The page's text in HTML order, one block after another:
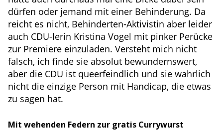
dürfen oder jemand mit einer Behinderung. Da
reicht es nicht, Behinderten-Aktivistin aber leider
auch CDU-lerin Kristina Vogel mit pinker Perücke
zur Premiere einzuladen. Versteht mich nicht
falsch, ich finde sie absolut bewundernswert,
aber die CDU ist queerfeindlich und sie wahrlich
nicht die einzige Person mit Handicap, die etwas
zu sagen hat.
Mit wehenden Federn zur gratis Currywurst